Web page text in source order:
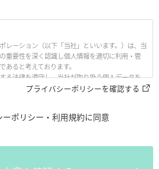
レーション（以下「当社」といいます。）は、当
重要性を深く認識し個人情報を適切に利用・管
ると考えております。
る法律を遵守し、当社が取り扱う個人データを
個人情報保護方針（プライバシーポリシー、以
の氏名
目6番32号 ダイビル本館21階
プライバシーポリシーを確認する
ーポリシー・利用規約に同意